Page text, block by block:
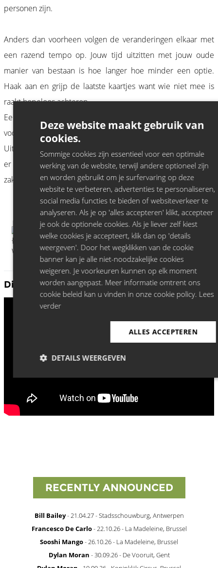
personen zijn.
Anders dan voorheen volgen de veranderingen elkaar met
een razend tempo op. Jouw tijd uitzitten met jouw oude
manier van bestaan is hoe langer hoe minder een optie.
Haak aan en grijp de laatste kaartjes want wie niet mee is
raakt hopeloos achterop.
Een zaalshow met afgewerkte grappen op volle snelheid
voor wie de dingen liever niet aan het toeval overlaat.
Uiteraard zal het er anarchistisch aantoe gaan. Jeroen streeft
er immers naar de mens al lachend in te laten stemmen met
zaken waar die het stellig mee oneens is.
Discover more Jeroen Leenders:
RECENTLY ANNOUNCED
Bill Bailey- 21.04.27 - Stadsschouwburg, Antwerpen
Francesco De Carlo- 22.10.26 - La Madeleine, Brussel
Sooshi Mango- 26.10.26 - La Madeleine, Brussel
Dylan Moran - 30.09.26 - De Vooruit, Gent
Deze website maakt gebruik van
cookies.
Sommige cookies zijn essentieel voor een optimale
werking van de website, terwijl andere optioneel zijn
en worden gebruikt om je surfervaring op deze
website te verbeteren, advertenties te personaliseren,
social media functies te bieden of websiteverkeer te
analyseren. Als je op 'alles accepteren' klikt, accepteer
je ook de optionele cookies. Als je liever zelf kiest
welke cookies je accepteert, klik dan op 'details
weergeven'. Door het wegklikken van de cookie
banner kan je alle niet-noodzakelijke cookies
weigeren. Je voorkeuren kunnen op elk moment
worden aangepast. Meer informatie omtrent ons
cookie beleid kan u vinden in onze cookie policy. Lees
verder
ALLES ACCEPTEREN
DETAILS WEERGEVEN